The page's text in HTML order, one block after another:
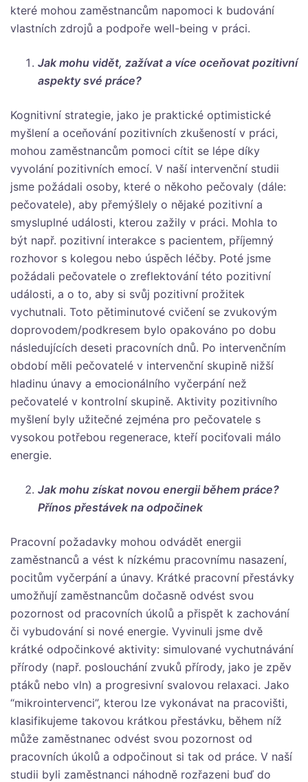
které mohou zaměstnancům napomoci k budování
vlastních zdrojů a podpoře well-being v práci.
Jak mohu vidět, zažívat a více oceňovat pozitivní
aspekty své práce?
Kognitivní strategie, jako je praktické optimistické
myšlení a oceňování pozitivních zkušeností v práci,
mohou zaměstnancům pomoci cítit se lépe díky
vyvolání pozitivních emocí. V naší intervenční studii
jsme požádali osoby, které o někoho pečovaly (dále:
pečovatele), aby přemýšlely o nějaké pozitivní a
smysluplné události, kterou zažily v práci. Mohla to
být např. pozitivní interakce s pacientem, příjemný
rozhovor s kolegou nebo úspěch léčby. Poté jsme
požádali pečovatele o zreflektování této pozitivní
události, a o to, aby si svůj pozitivní prožitek
vychutnali. Toto pětiminutové cvičení se zvukovým
doprovodem/podkresem bylo opakováno po dobu
následujících deseti pracovních dnů. Po intervenčním
období měli pečovatelé v intervenční skupině nižší
hladinu únavy a emocionálního vyčerpání než
pečovatelé v kontrolní skupině. Aktivity pozitivního
myšlení byly užitečné zejména pro pečovatele s
vysokou potřebou regenerace, kteří pociťovali málo
energie.
Jak mohu získat novou energii během práce?
Přínos přestávek na odpočinek
Pracovní požadavky mohou odvádět energii
zaměstnanců a vést k nízkému pracovnímu nasazení,
pocitům vyčerpání a únavy. Krátké pracovní přestávky
umožňují zaměstnancům dočasně odvést svou
pozornost od pracovních úkolů a přispět k zachování
či vybudování si nové energie. Vyvinuli jsme dvě
krátké odpočinkové aktivity: simulované vychutnávání
přírody (např. poslouchání zvuků přírody, jako je zpěv
ptáků nebo vln) a progresivní svalovou relaxaci. Jako
“mikrointervenci”, kterou lze vykonávat na pracovišti,
klasifikujeme takovou krátkou přestávku, během níž
může zaměstnanec odvést svou pozornost od
pracovních úkolů a odpočinout si tak od práce. V naší
studii byli zaměstnanci náhodně rozřazeni buď do